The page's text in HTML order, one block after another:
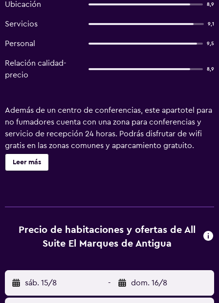
Ubicación 8,9
Servicios 9,1
Personal 9,5
Relación calidad-
precio
8,9
Además de un centro de conferencias, este apartotel para
no fumadores cuenta con una zona para conferencias y
servicio de recepción 24 horas. Podrás disfrutar de wifi
gratis en las zonas comunes y aparcamiento gratuito.
También encontrarás servicio de limusina o coche con
chófer, asistencia turística y para la compra de entradas y
también lavadora/secadora y comedor a tu disposición.
All Suite El Marques de Antigua ofrece 30 alojamientos,
Estos alojamientos con decoraciones diferentes disponen
de una zona de estar separada. Las camas tienen
colchones Select Comfort y están vestidas con edredón
Leer más
Precio de habitaciones y ofertas de All
Suite El Marques de Antigua
sáb. 15/8 - dom. 16/8